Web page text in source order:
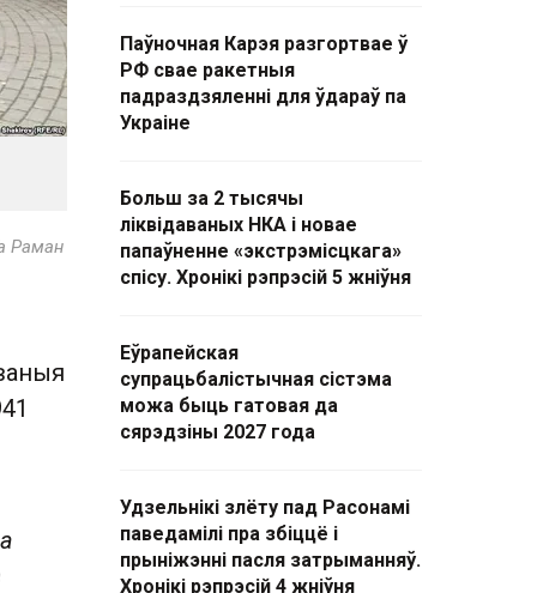
Раман
Паўночная Карэя разгортвае ў
РФ свае ракетныя
падраздзяленні для ўдараў па
Украіне
Больш за 2 тысячы
ліквідаваных НКА і новае
папаўненне «экстрэмісцкага»
спісу. Хронікі рэпрэсій 5 жніўня
Еўрапейская
супрацьбалістычная сістэма
можа быць гатовая да
сярэдзіны 2027 года
Удзельнікі злёту пад Расонамі
паведамілі пра збіццё і
прыніжэнні пасля затрыманняў.
Хронікі рэпрэсій 4 жніўня